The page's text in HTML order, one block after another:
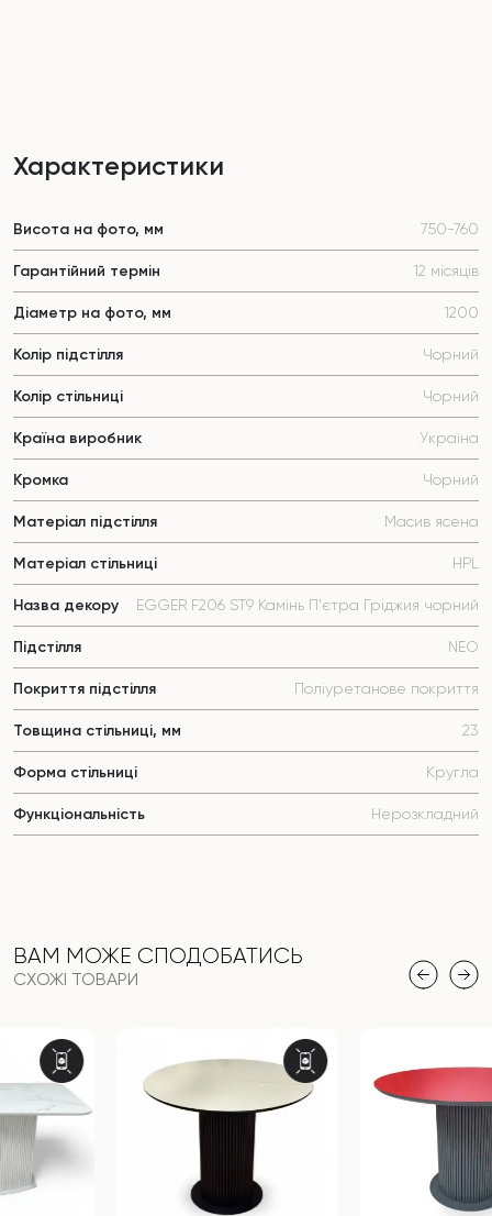
Характеристики
Висота на фото, мм 750-760
Гарантійний термін 12 місяців
Діаметр на фото, мм 1200
Колір підстілля Чорний
Колір стільниці Чорний
Країна виробник Україна
Кромка Чорний
Матеріал підстілля Масив ясена
Матеріал стільниці HPL
Назва декору EGGER F206 ST9 Камінь П'єтра Гріджия чорний
Підстілля NEO
Покриття підстілля Поліуретанове покриття
Товщина стільниці, мм 23
Форма стільниці Кругла
Функціональність Нерозкладний
ВАМ МОЖЕ СПОДОБАТИСЬ
СХОЖІ ТОВАРИ